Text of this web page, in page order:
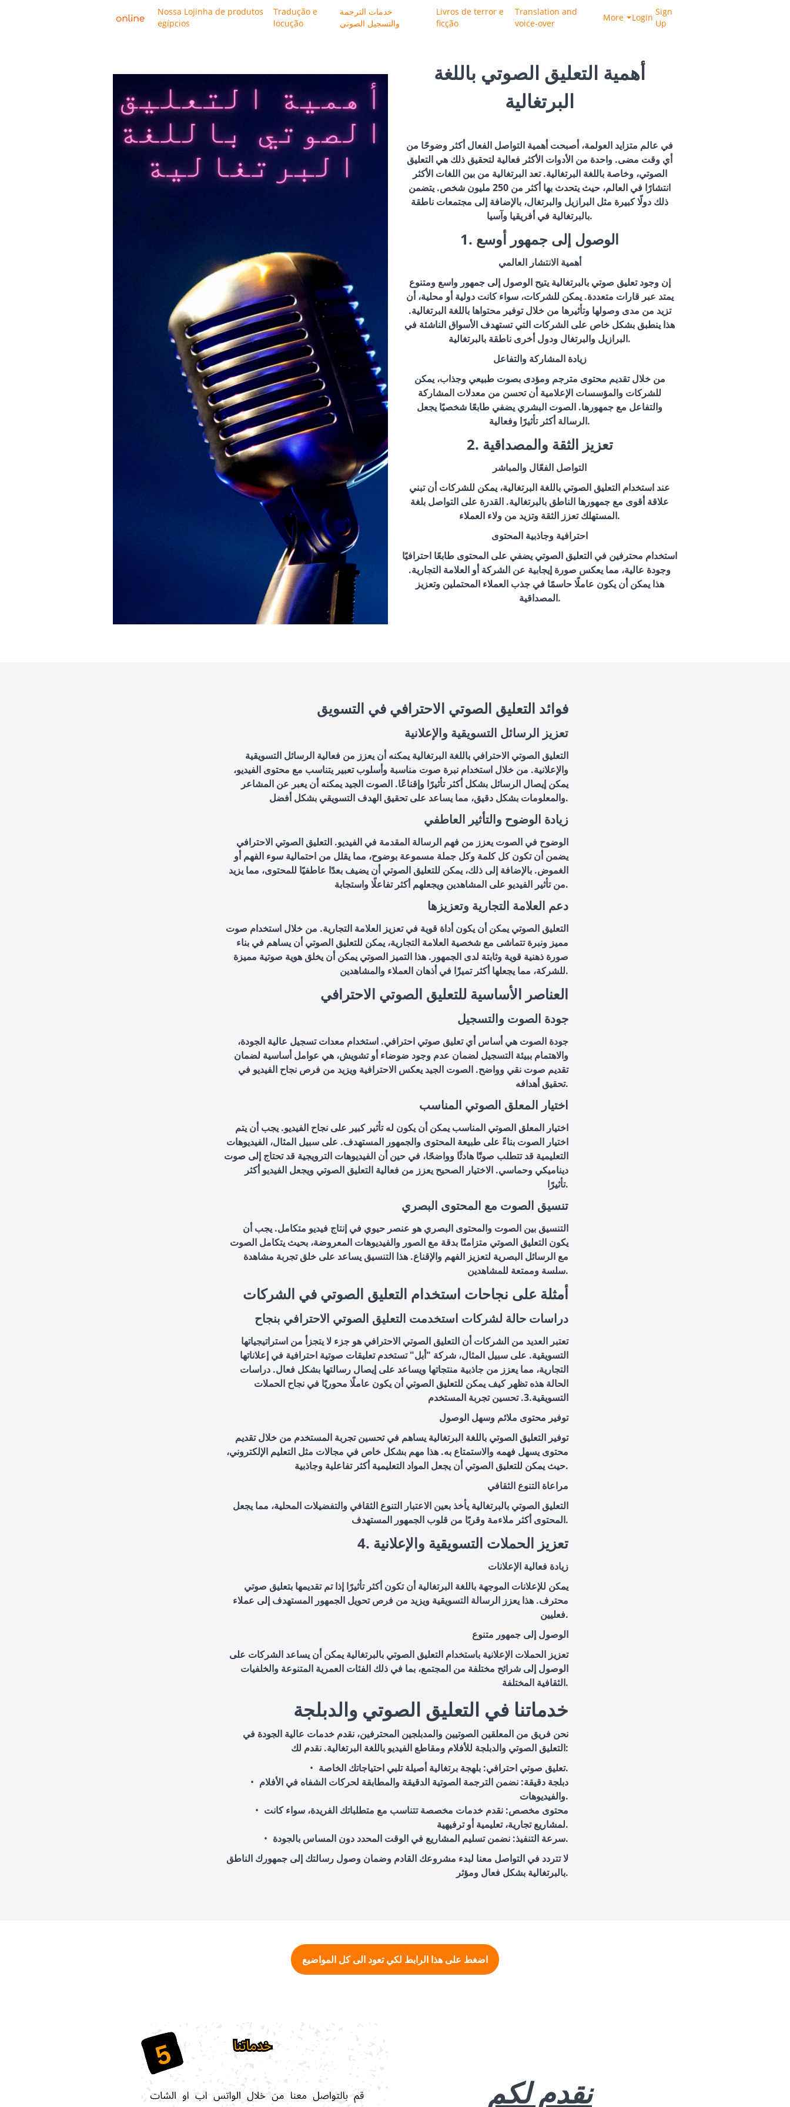
Nossa Lojinha de produtos
egípcios
Tradução e
locução
خدمات الترجمة
والتسجيل الصوتي
Livros de terror e
ficção
Translation and
voice-over
More Login
Sign
Up
أهمية التعليق الصوتي باللغة
البرتغالية
في عالم متزايد العولمة، أصبحت أهمية التواصل الفعال أكثر وضوحًا من
أي وقت مضى. واحدة من الأدوات الأكثر فعالية لتحقيق ذلك هي التعليق
الصوتي، وخاصة باللغة البرتغالية. تعد البرتغالية من بين اللغات الأكثر
انتشارًا في العالم، حيث يتحدث بها أكثر من 250 مليون شخص. يتضمن
ذلك دولًا كبيرة مثل البرازيل والبرتغال، بالإضافة إلى مجتمعات ناطقة
بالبرتغالية في أفريقيا وآسيا.
1. الوصول إلى جمهور أوسع
أهمية الانتشار العالمي
إن وجود تعليق صوتي بالبرتغالية يتيح الوصول إلى جمهور واسع ومتنوع
يمتد عبر قارات متعددة. يمكن للشركات، سواء كانت دولية أو محلية، أن
تزيد من مدى وصولها وتأثيرها من خلال توفير محتواها باللغة البرتغالية.
هذا ينطبق بشكل خاص على الشركات التي تستهدف الأسواق الناشئة في
البرازيل والبرتغال ودول أخرى ناطقة بالبرتغالية.
زيادة المشاركة والتفاعل
من خلال تقديم محتوى مترجم ومؤدى بصوت طبيعي وجذاب، يمكن
للشركات والمؤسسات الإعلامية أن تحسن من معدلات المشاركة
والتفاعل مع جمهورها. الصوت البشري يضفي طابعًا شخصيًا يجعل
الرسالة أكثر تأثيرًا وفعالية.
2. تعزيز الثقة والمصداقية
التواصل الفعّال والمباشر
عند استخدام التعليق الصوتي باللغة البرتغالية، يمكن للشركات أن تبني
علاقة أقوى مع جمهورها الناطق بالبرتغالية. القدرة على التواصل بلغة
المستهلك تعزز الثقة وتزيد من ولاء العملاء.
احترافية وجاذبية المحتوى
استخدام محترفين في التعليق الصوتي يضفي على المحتوى طابعًا احترافيًا
وجودة عالية، مما يعكس صورة إيجابية عن الشركة أو العلامة التجارية.
هذا يمكن أن يكون عاملًا حاسمًا في جذب العملاء المحتملين وتعزيز
المصداقية.
فوائد التعليق الصوتي الاحترافي في التسويق
تعزيز الرسائل التسويقية والإعلانية
التعليق الصوتي الاحترافي باللغة البرتغالية يمكنه أن يعزز من فعالية الرسائل التسويقية
والإعلانية. من خلال استخدام نبرة صوت مناسبة وأسلوب تعبير يتناسب مع محتوى الفيديو،
يمكن إيصال الرسائل بشكل أكثر تأثيرًا وإقناعًا. الصوت الجيد يمكنه أن يعبر عن المشاعر
والمعلومات بشكل دقيق، مما يساعد على تحقيق الهدف التسويقي بشكل أفضل.
زيادة الوضوح والتأثير العاطفي
الوضوح في الصوت يعزز من فهم الرسالة المقدمة في الفيديو. التعليق الصوتي الاحترافي
يضمن أن تكون كل كلمة وكل جملة مسموعة بوضوح، مما يقلل من احتمالية سوء الفهم أو
الغموض. بالإضافة إلى ذلك، يمكن للتعليق الصوتي أن يضيف بعدًا عاطفيًا للمحتوى، مما يزيد
من تأثير الفيديو على المشاهدين ويجعلهم أكثر تفاعلًا واستجابة.
دعم العلامة التجارية وتعزيزها
التعليق الصوتي يمكن أن يكون أداة قوية في تعزيز العلامة التجارية. من خلال استخدام صوت
مميز ونبرة تتماشى مع شخصية العلامة التجارية، يمكن للتعليق الصوتي أن يساهم في بناء
صورة ذهنية قوية وثابتة لدى الجمهور. هذا التميز الصوتي يمكن أن يخلق هوية صوتية مميزة
للشركة، مما يجعلها أكثر تميزًا في أذهان العملاء والمشاهدين.
العناصر الأساسية للتعليق الصوتي الاحترافي
جودة الصوت والتسجيل
جودة الصوت هي أساس أي تعليق صوتي احترافي. استخدام معدات تسجيل عالية الجودة،
والاهتمام ببيئة التسجيل لضمان عدم وجود ضوضاء أو تشويش، هي عوامل أساسية لضمان
تقديم صوت نقي وواضح. الصوت الجيد يعكس الاحترافية ويزيد من فرص نجاح الفيديو في
تحقيق أهدافه.
اختيار المعلق الصوتي المناسب
اختيار المعلق الصوتي المناسب يمكن أن يكون له تأثير كبير على نجاح الفيديو. يجب أن يتم
اختيار الصوت بناءً على طبيعة المحتوى والجمهور المستهدف. على سبيل المثال، الفيديوهات
التعليمية قد تتطلب صوتًا هادئًا وواضحًا، في حين أن الفيديوهات الترويجية قد تحتاج إلى صوت
ديناميكي وحماسي. الاختيار الصحيح يعزز من فعالية التعليق الصوتي ويجعل الفيديو أكثر
تأثيرًا.
تنسيق الصوت مع المحتوى البصري
التنسيق بين الصوت والمحتوى البصري هو عنصر حيوي في إنتاج فيديو متكامل. يجب أن
يكون التعليق الصوتي متزامنًا بدقة مع الصور والفيديوهات المعروضة، بحيث يتكامل الصوت
مع الرسائل البصرية لتعزيز الفهم والإقناع. هذا التنسيق يساعد على خلق تجربة مشاهدة
سلسة وممتعة للمشاهدين.
أمثلة على نجاحات استخدام التعليق الصوتي في الشركات
دراسات حالة لشركات استخدمت التعليق الصوتي الاحترافي بنجاح
تعتبر العديد من الشركات أن التعليق الصوتي الاحترافي هو جزء لا يتجزأ من استراتيجياتها
التسويقية. على سبيل المثال، شركة "أبل" تستخدم تعليقات صوتية احترافية في إعلاناتها
التجارية، مما يعزز من جاذبية منتجاتها ويساعد على إيصال رسالتها بشكل فعال. دراسات
الحالة هذه تظهر كيف يمكن للتعليق الصوتي أن يكون عاملًا محوريًا في نجاح الحملات
التسويقية.3. تحسين تجربة المستخدم
توفير محتوى ملائم وسهل الوصول
توفير التعليق الصوتي باللغة البرتغالية يساهم في تحسين تجربة المستخدم من خلال تقديم
محتوى يسهل فهمه والاستمتاع به. هذا مهم بشكل خاص في مجالات مثل التعليم الإلكتروني،
حيث يمكن للتعليق الصوتي أن يجعل المواد التعليمية أكثر تفاعلية وجاذبية.
مراعاة التنوع الثقافي
التعليق الصوتي بالبرتغالية يأخذ بعين الاعتبار التنوع الثقافي والتفضيلات المحلية، مما يجعل
المحتوى أكثر ملاءمة وقربًا من قلوب الجمهور المستهدف.
4. تعزيز الحملات التسويقية والإعلانية
زيادة فعالية الإعلانات
يمكن للإعلانات الموجهة باللغة البرتغالية أن تكون أكثر تأثيرًا إذا تم تقديمها بتعليق صوتي
محترف. هذا يعزز الرسالة التسويقية ويزيد من فرص تحويل الجمهور المستهدف إلى عملاء
فعليين.
الوصول إلى جمهور متنوع
تعزيز الحملات الإعلانية باستخدام التعليق الصوتي بالبرتغالية يمكن أن يساعد الشركات على
الوصول إلى شرائح مختلفة من المجتمع، بما في ذلك الفئات العمرية المتنوعة والخلفيات
الثقافية المختلفة.
خدماتنا في التعليق الصوتي والدبلجة
نحن فريق من المعلقين الصوتيين والمدبلجين المحترفين، نقدم خدمات عالية الجودة في
التعليق الصوتي والدبلجة للأفلام ومقاطع الفيديو باللغة البرتغالية. نقدم لك:
تعليق صوتي احترافي: بلهجة برتغالية أصيلة تلبي احتياجاتك الخاصة.
دبلجة دقيقة: نضمن الترجمة الصوتية الدقيقة والمطابقة لحركات الشفاه في الأفلام
والفيديوهات.
محتوى مخصص: نقدم خدمات مخصصة تتناسب مع متطلباتك الفريدة، سواء كانت
لمشاريع تجارية، تعليمية أو ترفيهية.
سرعة التنفيذ: نضمن تسليم المشاريع في الوقت المحدد دون المساس بالجودة.
لا تتردد في التواصل معنا لبدء مشروعك القادم وضمان وصول رسالتك إلى جمهورك الناطق
بالبرتغالية بشكل فعال ومؤثر.
اضغط على هذا الرابط لكي تعود الى كل المواضيع
نقدم لكم